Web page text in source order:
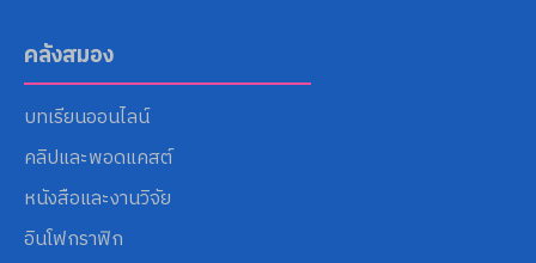
คลังสมอง
บทเรียนออนไลน์
คลิปและพอดแคสต์
หนังสือและงานวิจัย
อินโฟกราฟิก